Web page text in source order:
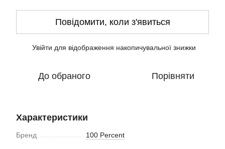
Повідомити, коли з'явиться
Увійти для відображення накопичувальної знижки
До обраного Порівняти
Характеристики
Бренд 100 Percent